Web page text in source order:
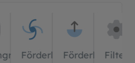
FörderleistungFörderhöhe